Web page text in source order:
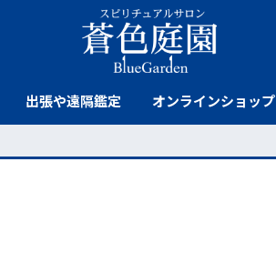
出張や遠隔鑑定 オンラインショップ